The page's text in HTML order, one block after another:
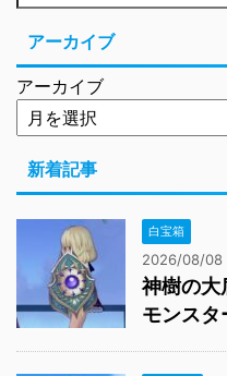
アーカイブ
アーカイブ
新着記事
白宝箱
2026/08/08
神樹の大
モンスタ